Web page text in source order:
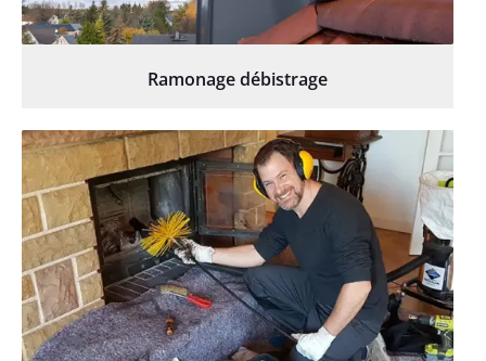
Ramonage débistrage